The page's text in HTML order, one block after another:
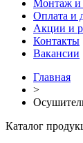
Монтаж и
Оплата и
Акции и
Контакты
Вакансии
Главная
>
Каталог